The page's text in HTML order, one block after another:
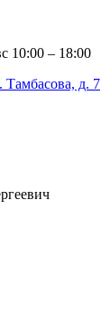
10:00 – 18:00
Тамбасова, д. 7